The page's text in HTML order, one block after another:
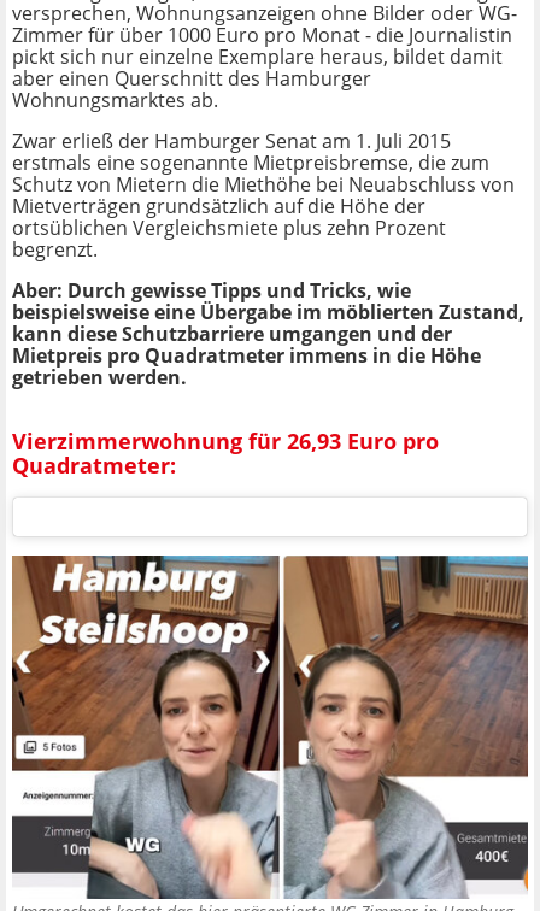
versprechen, Wohnungsanzeigen ohne Bilder oder WG-
Zimmer für über 1000 Euro pro Monat - die Journalistin
pickt sich nur einzelne Exemplare heraus, bildet damit
aber einen Querschnitt des Hamburger
Wohnungsmarktes ab.
Zwar erließ der Hamburger Senat am 1. Juli 2015
erstmals eine sogenannte Mietpreisbremse, die zum
Schutz von Mietern die Miethöhe bei Neuabschluss von
Mietverträgen grundsätzlich auf die Höhe der
ortsüblichen Vergleichsmiete plus zehn Prozent
begrenzt.
Aber: Durch gewisse Tipps und Tricks, wie
beispielsweise eine Übergabe im möblierten Zustand,
kann diese Schutzbarriere umgangen und der
Mietpreis pro Quadratmeter immens in die Höhe
getrieben werden.
Vierzimmerwohnung für 26,93 Euro pro
Quadratmeter: